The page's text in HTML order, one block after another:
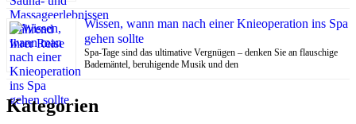
Wissen, wann man nach einer Knieoperation ins Spa
gehen sollte
Spa-Tage sind das ultimative Vergnügen – denken Sie an flauschige
Bademäntel, beruhigende Musik und den
Kategorien